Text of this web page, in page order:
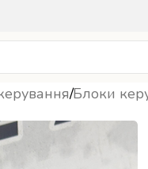
/Блоки